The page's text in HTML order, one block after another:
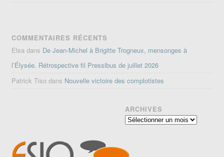
COMMENTAIRES RÉCENTS
Elsa dans De Jean-Michel à Brigitte Trogneux, mensonges à
l’Élysée. Rétrospective fil Pressibus de juillet 2026
Patrick Tiso dans Nouvelle victoire des complotistes
ARCHIVES
Archives